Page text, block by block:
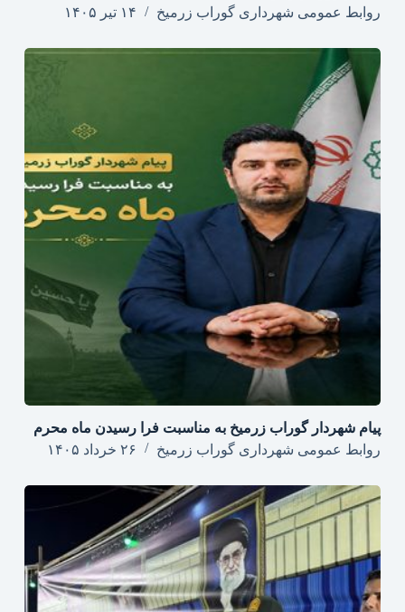
روابط عمومی شهرداری گوراب زرمیخ
۱۴ تیر ۱۴۰۵
پیام شهردار گوراب زرمیخ به مناسبت فرا رسیدن ماه محرم
روابط عمومی شهرداری گوراب زرمیخ
۲۶ خرداد ۱۴۰۵